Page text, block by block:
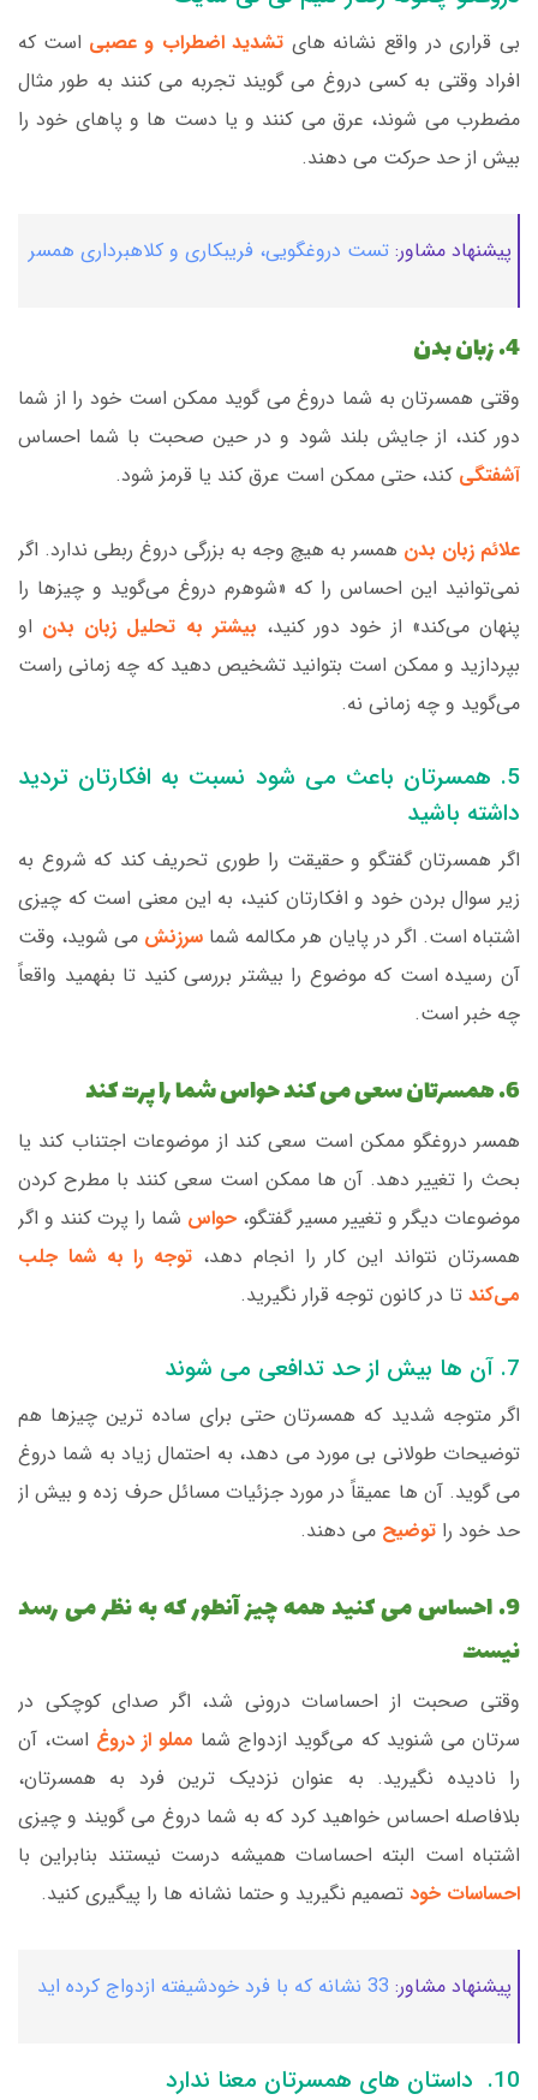
بی قراری در واقع نشانه های تشدید اضطراب و عصبی است که
افراد وقتی به کسی دروغ می گویند تجربه می کنند به طور مثال
مضطرب می شوند، عرق می کنند و یا دست ها و پاهای خود را
بیش از حد حرکت می دهند.
پیشنهاد مشاور: تست دروغگویی، فریبکاری و کلاهبرداری همسر
4. زبان بدن
وقتی همسرتان به شما دروغ می گوید ممکن است خود را از شما
دور کند، از جایش بلند شود و در حین صحبت با شما احساس
آشفتگی کند، حتی ممکن است عرق کند یا قرمز شود.
علائم زبان بدن همسر به هیچ وجه به بزرگی دروغ ربطی ندارد. اگر
نمی‌توانید این احساس را که «شوهرم دروغ می‌گوید و چیزها را
پنهان می‌کند» از خود دور کنید، بیشتر به تحلیل زبان بدن او
بپردازید و ممکن است بتوانید تشخیص دهید که چه زمانی راست
می‌گوید و چه زمانی نه.
5. همسرتان باعث می شود نسبت به افکارتان تردید
داشته باشید
اگر همسرتان گفتگو و حقیقت را طوری تحریف کند که شروع به
زیر سوال بردن خود و افکارتان کنید، به این معنی است که چیزی
اشتباه است. اگر در پایان هر مکالمه شما سرزنش می شوید، وقت
آن رسیده است که موضوع را بیشتر بررسی کنید تا بفهمید واقعاً
چه خبر است.
6. همسرتان سعی می کند حواس شما را پرت کند
همسر دروغگو ممکن است سعی کند از موضوعات اجتناب کند یا
بحث را تغییر دهد. آن ها ممکن است سعی کنند با مطرح کردن
موضوعات دیگر و تغییر مسیر گفتگو، حواس شما را پرت کنند و اگر
همسرتان نتواند این کار را انجام دهد، توجه را به شما جلب
می‌کند تا در کانون توجه قرار نگیرید.
7. آن ها بیش از حد تدافعی می شوند
اگر متوجه شدید که همسرتان حتی برای ساده ترین چیزها هم
توضیحات طولانی بی مورد می دهد، به احتمال زیاد به شما دروغ
می گوید. آن ها عمیقاً در مورد جزئیات مسائل حرف زده و بیش از
حد خود را توضیح می دهند.
9. احساس می کنید همه چیز آنطور که به نظر می رسد
نیست
وقتی صحبت از احساسات درونی شد، اگر صدای کوچکی در
سرتان می شنوید که می‌گوید ازدواج شما مملو از دروغ است، آن
را نادیده نگیرید. به عنوان نزدیک ترین فرد به همسرتان،
بلافاصله احساس خواهید کرد که به شما دروغ می گویند و چیزی
اشتباه است البته احساسات همیشه درست نیستند بنابراین با
احساسات خود تصمیم نگیرید و حتما نشانه ها را پیگیری کنید.
پیشنهاد مشاور: 33 نشانه که با فرد خودشیفته ازدواج کرده اید
10. داستان های همسرتان معنا ندارد